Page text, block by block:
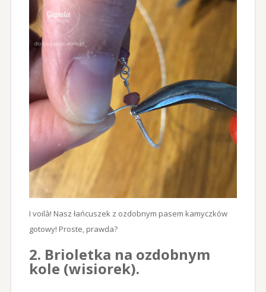
I voilà! Nasz łańcuszek z ozdobnym pasem kamyczków
gotowy! Proste, prawda?
2. Brioletka na ozdobnym
kole (wisiorek).